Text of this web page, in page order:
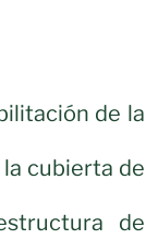
de la
cubierta de
de